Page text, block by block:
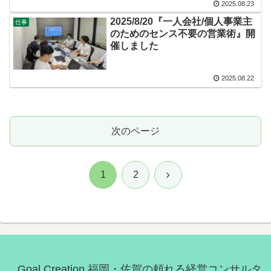
2025.08.23
仕事
2025/8/20『一人会社/個人事業主
のためのセンス不要の営業術』開
催しました
2025.08.22
次のページ
1 2 次